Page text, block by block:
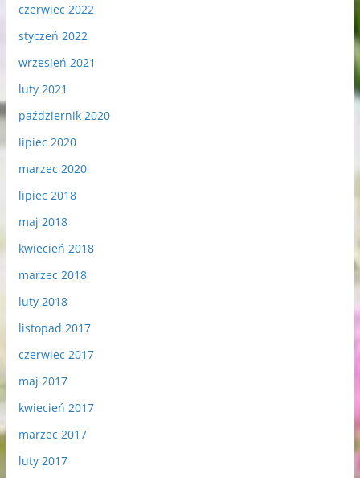
czerwiec 2022
styczeń 2022
wrzesień 2021
luty 2021
październik 2020
lipiec 2020
marzec 2020
lipiec 2018
maj 2018
kwiecień 2018
marzec 2018
luty 2018
listopad 2017
czerwiec 2017
maj 2017
kwiecień 2017
marzec 2017
luty 2017